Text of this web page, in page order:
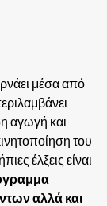
μέσα από
αγωγή και
του
έλξεις είναι
αλλά και